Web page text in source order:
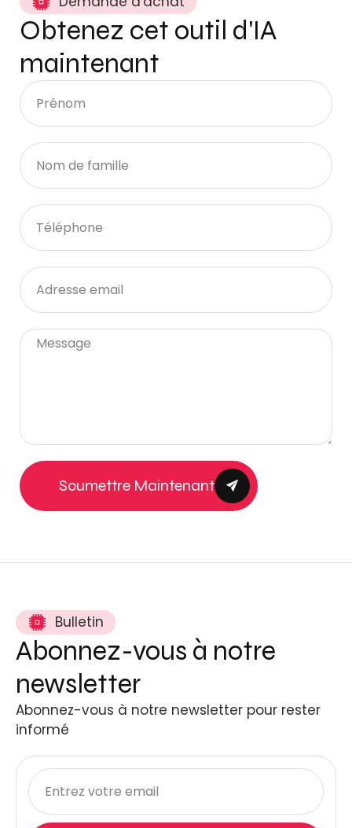
Obtenez cet outil d'IA
maintenant
Soumettre Maintenant
Bulletin
Abonnez-vous à notre
newsletter
Abonnez-vous à notre newsletter pour rester
informé